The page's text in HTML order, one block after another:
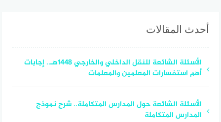
أحدث المقالات
الأسئلة الشائعة للنقل الداخلي والخارجي 1448هـ.. إجابات
أهم استفسارات المعلمين والمعلمات
الأسئلة الشائعة حول المدارس المتكاملة.. شرح نموذج
المدارس المتكاملة